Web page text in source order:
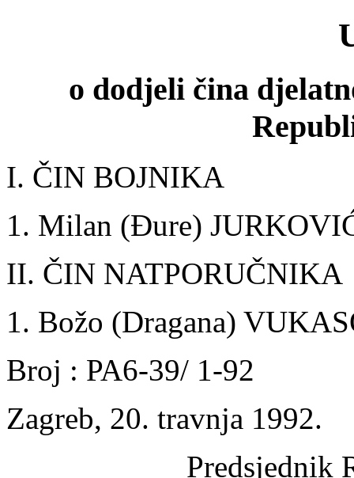
o dodjeli čina
I. ČIN BOJNIKA
1. Milan (Đure)
II. ČIN NATPORUČNIKA
1. Božo (Dragana)
Broj : PA6-39/ 1-92
Zagreb, 20. travnja 1992.
Predsjednik